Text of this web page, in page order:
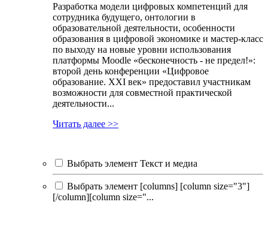
Разработка модели цифровых компетенций для
сотрудника будущего, онтологии в
образовательной деятельности, особенности
образования в цифровой экономике и мастер-класс
по выходу на новые уровни использования
платформы Moodle «бесконечность - не предел!»:
второй день конференции «Цифровое
образование. XXI век» предоставил участникам
возможности для совместной практической
деятельности...
Читать далее >>
Выбрать элемент Текст и медиа
Выбрать элемент [columns] [column size="3"]
[/column][column size="...